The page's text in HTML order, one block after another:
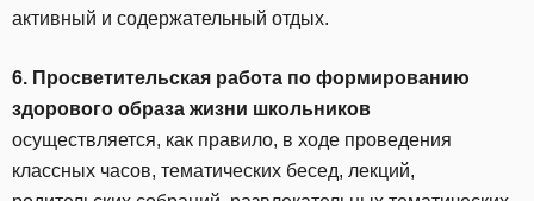
активный и содержательный отдых.
6. Просветительская работа по формированию
здорового образа жизни школьников
осуществляется, как правило, в ходе проведения
классных часов, тематических бесед, лекций,